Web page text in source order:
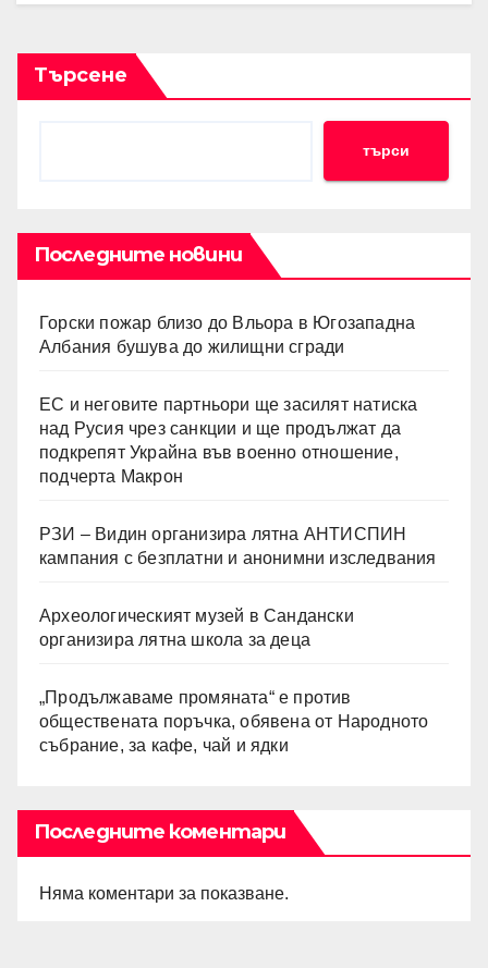
Търсене
търси
Последните новини
Горски пожар близо до Вльора в Югозападна
Албания бушува до жилищни сгради
ЕС и неговите партньори ще засилят натиска
над Русия чрез санкции и ще продължат да
подкрепят Украйна във военно отношение,
подчерта Макрон
РЗИ – Видин организира лятна АНТИСПИН
кампания с безплатни и анонимни изследвания
Археологическият музей в Сандански
организира лятна школа за деца
„Продължаваме промяната“ е против
обществената поръчка, обявена от Народното
събрание, за кафе, чай и ядки
Последните коментари
Няма коментари за показване.